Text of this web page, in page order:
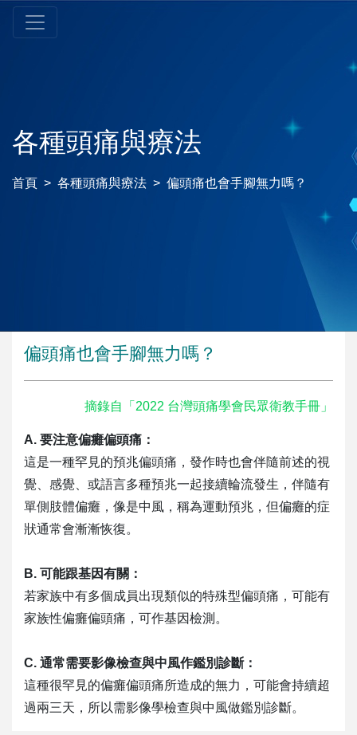
各種頭痛與療法
首頁 各種頭痛與療法 偏頭痛也會手腳無力嗎？
偏頭痛也會手腳無力嗎？
摘錄自「2022 台灣頭痛學會民眾衛教手冊」
A. 要注意偏癱偏頭痛：
這是一種罕見的預兆偏頭痛，發作時也會伴隨前述的視
覺、感覺、或語言多種預兆一起接續輪流發生，伴隨有
單側肢體偏癱，像是中風，稱為運動預兆，但偏癱的症
狀通常會漸漸恢復。
B. 可能跟基因有關：
若家族中有多個成員出現類似的特殊型偏頭痛，可能有
家族性偏癱偏頭痛，可作基因檢測。
C. 通常需要影像檢查與中風作鑑別診斷：
這種很罕見的偏癱偏頭痛所造成的無力，可能會持續超
過兩三天，所以需影像學檢查與中風做鑑別診斷。